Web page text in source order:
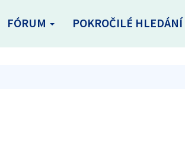
FÓRUM POKROČILÉ HLEDÁNÍ